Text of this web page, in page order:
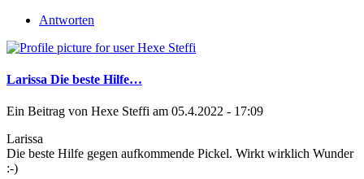
Antworten
Larissa Die beste Hilfe…
Ein Beitrag von Hexe Steffi am 05.4.2022 - 17:09
Larissa
Die beste Hilfe gegen aufkommende Pickel. Wirkt wirklich Wunder
:-)